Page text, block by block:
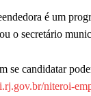
é um
o secretário
se candidatar
niteroi-